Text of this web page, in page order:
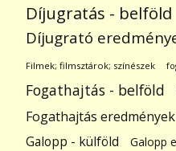
Díjugratás - belföld
Díjugrató
Filmek; filmsztárok; színészek
Fogathajtás - belföld
Fogathajtás eredmények
Galopp - külföld Galopp